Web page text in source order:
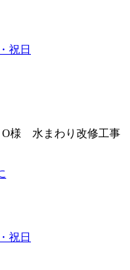
祝日
様 水まわり改修工事
祝日